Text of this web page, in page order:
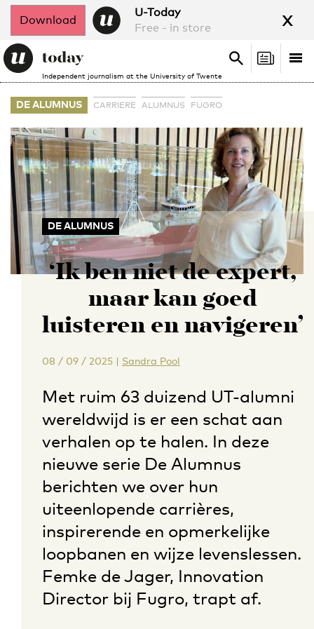
Download
U-Today
Free - in store
x
Independent journalism at the University of Twente
Search
Search
DE ALUMNUS CARRIERE ALUMNUS FUGRO
DE ALUMNUS
‘Ik ben niet de expert,
maar kan goed
luisteren en navigeren’
08 / 09 / 2025 | Sandra Pool
Met ruim 63 duizend UT-alumni
wereldwijd is er een schat aan
verhalen op te halen. In deze
nieuwe serie De Alumnus
berichten we over hun
uiteenlopende carrières,
inspirerende en opmerkelijke
loopbanen en wijze levenslessen.
Femke de Jager, Innovation
Director bij Fugro, trapt af.